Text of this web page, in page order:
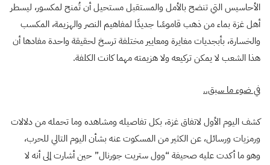
الأحاسيس التي تنضح بالأمل والمستقبل مستحيل أن تُمنح لمكسور، ليسطر
أهل غزة بماء من ذهب قاموسًا جديدًا لمفاهيم النصر والهزيمة، المكسب
والخسارة، بأبجديات مغايرة ومعايير مختلفة ترسخ لحقيقة واحدة مفادها أن
هذا الشعب لا يمكن تركيعه ولا هزيمته مهما كانت الكلفة.
في ضوء ما سبق..
كشف اليوم الأول لاتفاق غزة، بكل تفاصيله ومشاهده وما تحمله من دلالات
ورمزيات ورسائل، عن الكثير من المسكوت عنه بشأن اليوم التالي للحرب،
وهو ما أكدت عليه صحيفة “وول ستريت جورنال” حين أشارت إلى أنه لا